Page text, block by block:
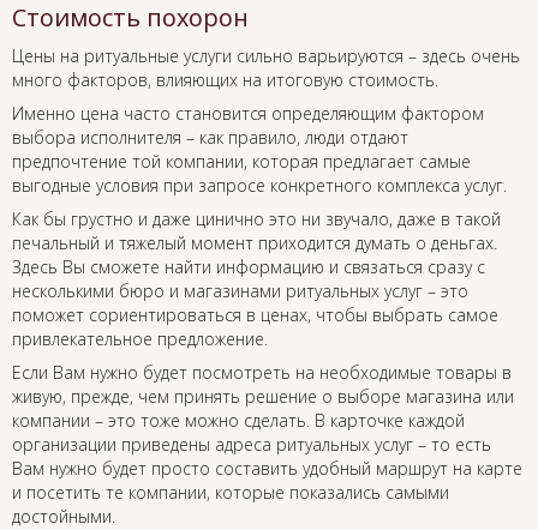
Стоимость похорон
Цены на ритуальные услуги сильно варьируются – здесь очень
много факторов, влияющих на итоговую стоимость.
Именно цена часто становится определяющим фактором
выбора исполнителя – как правило, люди отдают
предпочтение той компании, которая предлагает самые
выгодные условия при запросе конкретного комплекса услуг.
Как бы грустно и даже цинично это ни звучало, даже в такой
печальный и тяжелый момент приходится думать о деньгах.
Здесь Вы сможете найти информацию и связаться сразу с
несколькими бюро и магазинами ритуальных услуг – это
поможет сориентироваться в ценах, чтобы выбрать самое
привлекательное предложение.
Если Вам нужно будет посмотреть на необходимые товары в
живую, прежде, чем принять решение о выборе магазина или
компании – это тоже можно сделать. В карточке каждой
организации приведены адреса ритуальных услуг – то есть
Вам нужно будет просто составить удобный маршрут на карте
и посетить те компании, которые показались самыми
достойными.